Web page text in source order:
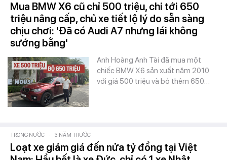
Mua BMW X6 cũ chỉ 500 triệu, chi tới 650
triệu nâng cấp, chủ xe tiết lộ lý do sẵn sàng
chịu chơi: 'Đã có Audi A7 nhưng lái không
sướng bằng'
Anh Hoàng Anh Tài đã mua một
chiếc BMW X6 sản xuất năm 2010
với giá 500 triệu và bỏ thêm 650…
TRONG NƯỚC - 3 NĂM TRƯỚC
Loạt xe giảm giá đến nửa tỷ đồng tại Việt